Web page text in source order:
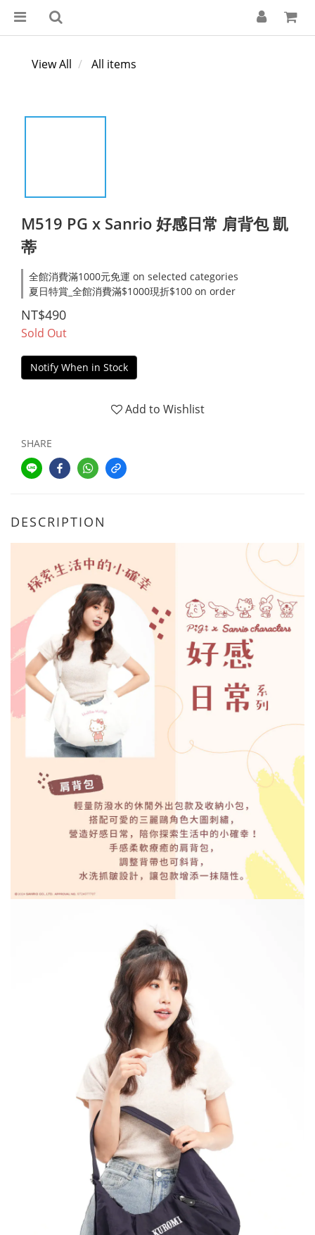
View All All items
M519 PG x Sanrio 好感日常 肩背包 凱
蒂
全館消費滿1000元免運 on selected categories
夏日特賞_全館消費滿$1000現折$100 on order
NT$490
Sold Out
Notify When in Stock
Add to Wishlist
SHARE
DESCRIPTION